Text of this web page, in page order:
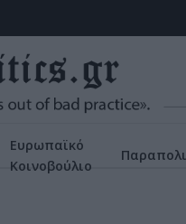
Ευρωπαϊκό
Κοινοβούλιο